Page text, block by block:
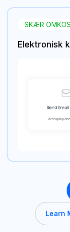
SKÆR
Elektronisk
Learn